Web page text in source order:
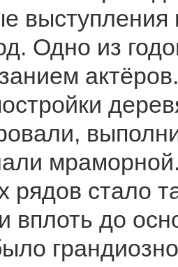
выступления
Одно из
рядов стало
вплоть до